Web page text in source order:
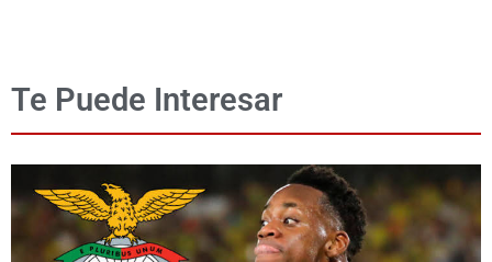
Te Puede Interesar